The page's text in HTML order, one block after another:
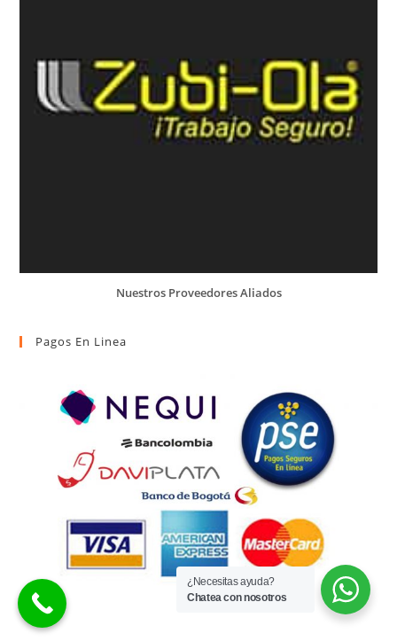
Nuestros Proveedores Aliados
Pagos En Linea
¿Necesitas ayuda?
Chatea con nosotros